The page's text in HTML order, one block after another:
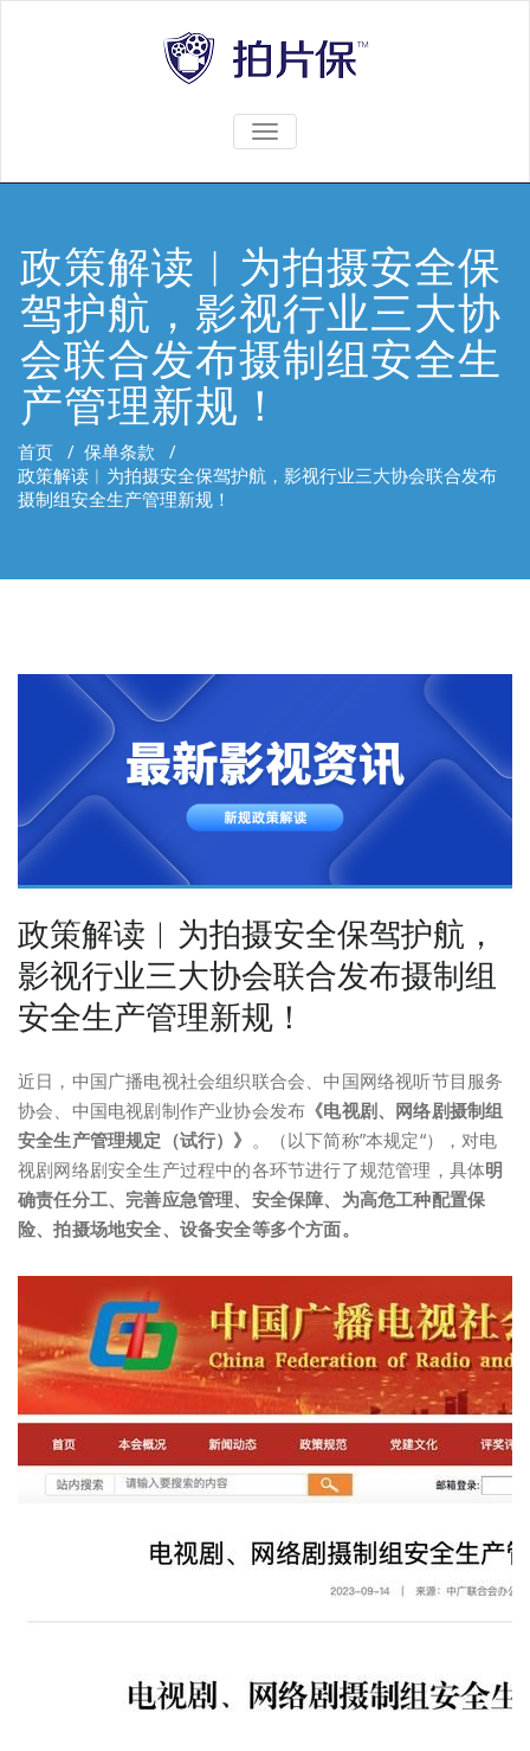
TOGGLE
政策解读︱为拍摄安全保
驾护航，影视行业三大协
会联合发布摄制组安全生
产管理新规！
首页 / 保单条款 /
政策解读︱为拍摄安全保驾护航，影视行业三大协会联合发布
摄制组安全生产管理新规！
政策解读︱为拍摄安全保驾护航，
影视行业三大协会联合发布摄制组
安全生产管理新规！
近日，中国广播电视社会组织联合会、中国网络视听节目服务
协会、中国电视剧制作产业协会发布 《电视剧、网络剧摄制组
安全生产管理规定（试行）》 。（以下简称”本规定“），对电
视剧网络剧安全生产过程中的各环节进行了规范管理，具体明
确责任分工、完善应急管理、安全保障、为高危工种配置保
险、拍摄场地安全、设备安全等多个方面。